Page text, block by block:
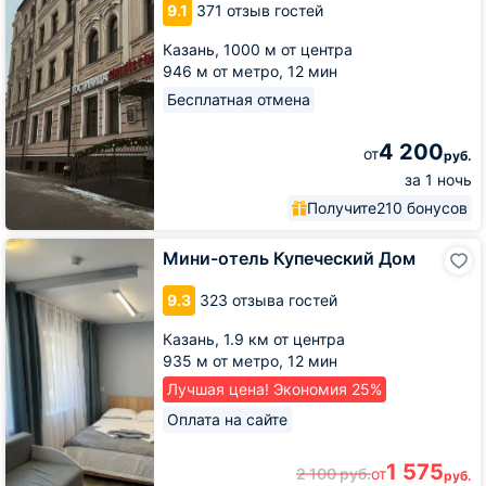
9.1 371 отзыв гостей
Казань, 1000 м от центра
946 м от метро, 12 мин
Бесплатная отмена
от4 200руб.
за 1 ночь
Получите210 бонусов
Лобачевского
Мини-отель Купеческий Дом
9.3 323 отзыва гостей
Казань, 1.9 км от центра
935 м от метро, 12 мин
Лучшая цена! Экономия 25%
Оплата на сайте
2 100руб.от1 575руб.
Мини-
Купеческий
Дом